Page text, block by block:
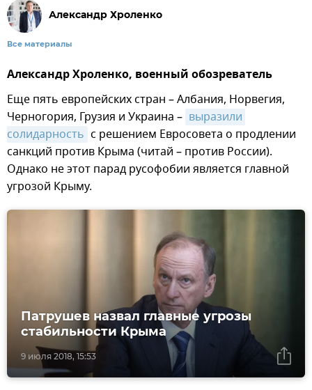
Александр Хроленко
Все материалы
Александр Хроленко, военный обозреватель
Еще пять европейских стран – Албания, Норвегия,
Черногория, Грузия и Украина – выразили
солидарность с решением Евросовета о продлении
санкций против Крыма (читай – против России).
Однако не этот парад русофобии является главной
угрозой Крыму.
9 июля 2018, 15:53
Патрушев назвал главные угрозы
стабильности Крыма